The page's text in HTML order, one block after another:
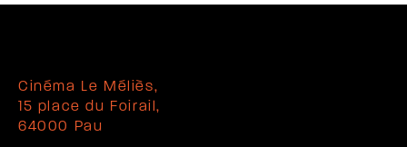
Cinéma Le Méliès,
15 place du Foirail,
64000 Pau